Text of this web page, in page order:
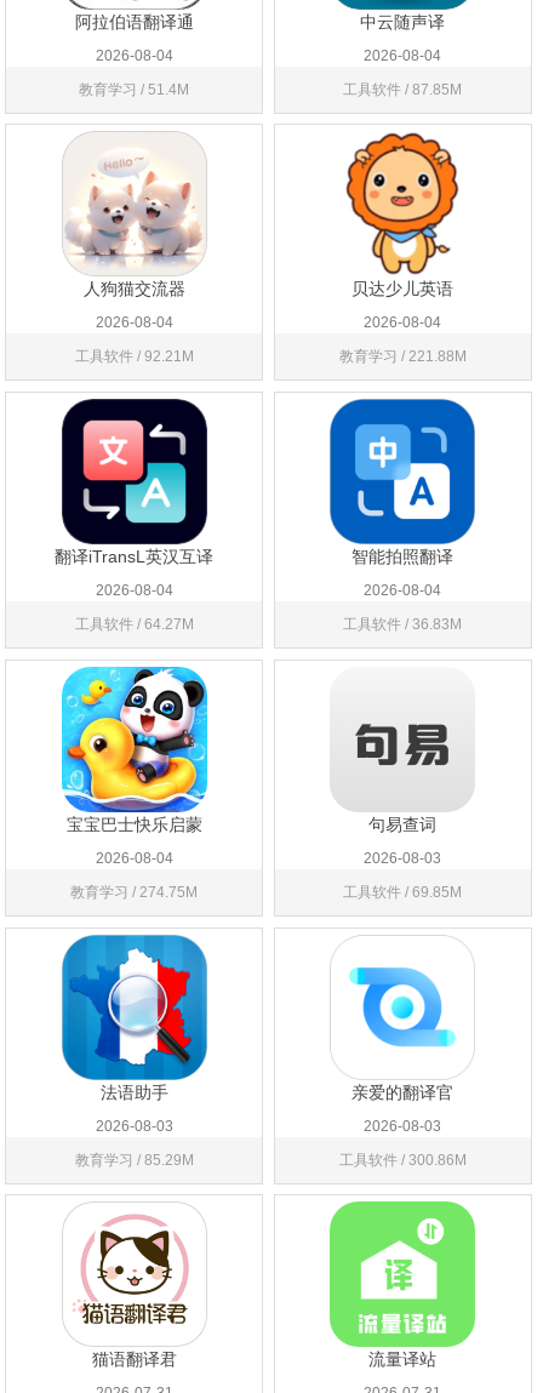
阿拉伯语翻译通
2026-08-04
教育学习 / 51.4M
中云随声译
2026-08-04
工具软件 / 87.85M
人狗猫交流器
2026-08-04
工具软件 / 92.21M
贝达少儿英语
2026-08-04
教育学习 / 221.88M
翻译iTransL英汉互译
2026-08-04
工具软件 / 64.27M
智能拍照翻译
2026-08-04
工具软件 / 36.83M
宝宝巴士快乐启蒙
2026-08-04
教育学习 / 274.75M
句易查词
2026-08-03
工具软件 / 69.85M
法语助手
2026-08-03
教育学习 / 85.29M
亲爱的翻译官
2026-08-03
工具软件 / 300.86M
猫语翻译君 流量译站